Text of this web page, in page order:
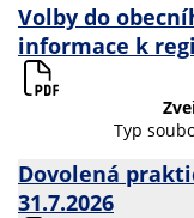
Volby do
informace k
Typ
Dovolená
31.7.2026